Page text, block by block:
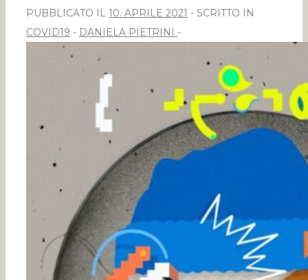
PUBBLICATO IL 10. APRILE 2021
SCRITTO IN
COVID19
DANIELA PIETRINI